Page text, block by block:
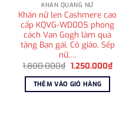
KHĂN QUÀNG NỮ
Khăn nữ len Cashmere cao
cấp KQVG-WD005 phong
cách Van Gogh làm quà
tặng Bạn gái, Cô giáo, Sếp
nữ,…
1.800.000₫ Giá
là:
1.800.000₫.
1.250.000₫Giá
hiện
THÊM VÀO GIỎ HÀNG